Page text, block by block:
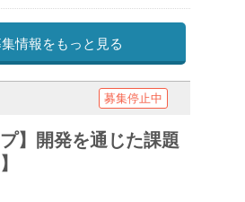
情報をもっと見る
募集停止中
】開発を通じた課題